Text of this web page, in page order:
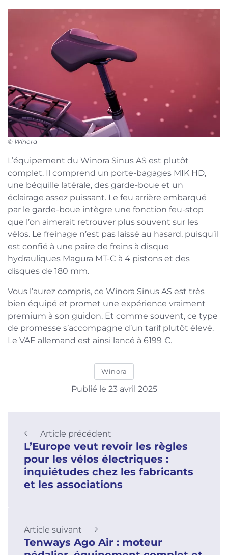
© Winora
L’équipement du Winora Sinus AS est plutôt
complet. Il comprend un porte-bagages MIK HD,
une béquille latérale, des garde-boue et un
éclairage assez puissant. Le feu arrière embarqué
par le garde-boue intègre une fonction feu-stop
que l’on aimerait retrouver plus souvent sur les
vélos. Le freinage n’est pas laissé au hasard, puisqu’il
est confié à une paire de freins à disque
hydrauliques Magura MT-C à 4 pistons et des
disques de 180 mm.
Vous l’aurez compris, ce Winora Sinus AS est très
bien équipé et promet une expérience vraiment
premium à son guidon. Et comme souvent, ce type
de promesse s’accompagne d’un tarif plutôt élevé.
Le VAE allemand est ainsi lancé à 6199 €.
Winora
Publié le 23 avril 2025
Article précédent
L’Europe veut revoir les règles
pour les vélos électriques :
inquiétudes chez les fabricants
et les associations
Article suivant
Tenways Ago Air : moteur